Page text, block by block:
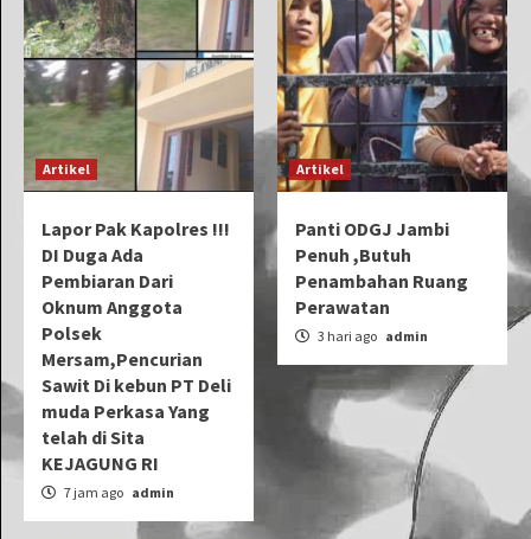
Artikel
Lapor Pak Kapolres !!!
DI Duga Ada
Pembiaran Dari
Oknum Anggota
Polsek
Mersam,Pencurian
Sawit Di kebun PT Deli
muda Perkasa Yang
telah di Sita
KEJAGUNG RI
7 jam ago admin
Artikel
Panti ODGJ Jambi
Penuh ,Butuh
Penambahan Ruang
Perawatan
3 hari ago admin